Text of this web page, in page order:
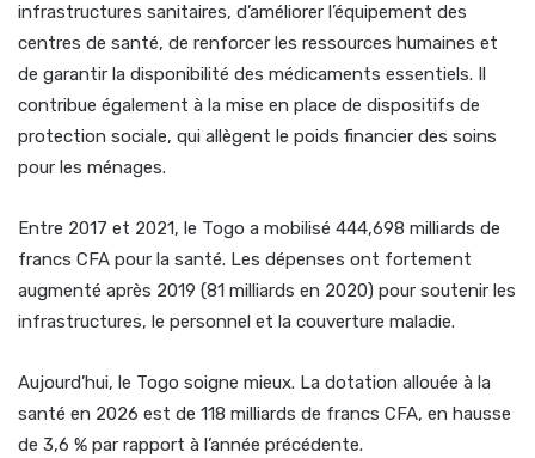
infrastructures sanitaires, d’améliorer l’équipement des
centres de santé, de renforcer les ressources humaines et
de garantir la disponibilité des médicaments essentiels. Il
contribue également à la mise en place de dispositifs de
protection sociale, qui allègent le poids financier des soins
pour les ménages.
Entre 2017 et 2021, le Togo a mobilisé 444,698 milliards de
francs CFA pour la santé. Les dépenses ont fortement
augmenté après 2019 (81 milliards en 2020) pour soutenir les
infrastructures, le personnel et la couverture maladie.
Aujourd’hui, le Togo soigne mieux. La dotation allouée à la
santé en 2026 est de 118 milliards de francs CFA, en hausse
de 3,6 % par rapport à l’année précédente.